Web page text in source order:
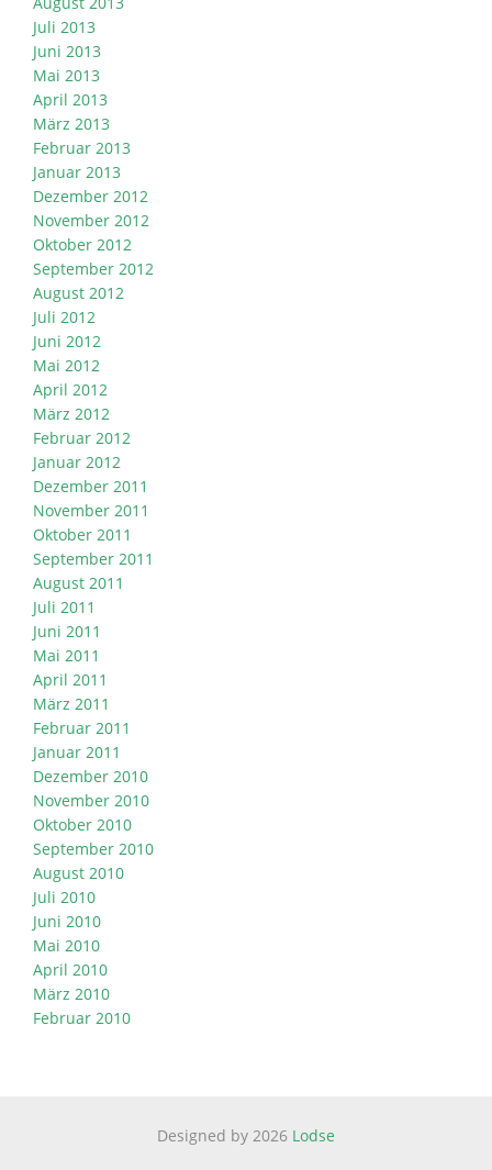
Juli 2013
Juni 2013
Mai 2013
April 2013
März 2013
Februar 2013
Januar 2013
Dezember 2012
November 2012
Oktober 2012
September 2012
August 2012
Juli 2012
Juni 2012
Mai 2012
April 2012
März 2012
Februar 2012
Januar 2012
Dezember 2011
November 2011
Oktober 2011
September 2011
August 2011
Juli 2011
Juni 2011
Mai 2011
April 2011
März 2011
Februar 2011
Januar 2011
Dezember 2010
November 2010
Oktober 2010
September 2010
August 2010
Juli 2010
Juni 2010
Mai 2010
April 2010
März 2010
Februar 2010
Designed by 2026 Lodse